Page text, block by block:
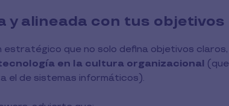
y alineada con tus objetivos
que no solo defina objetivos claros,
en la cultura organizacional (que
el de sistemas informáticos).